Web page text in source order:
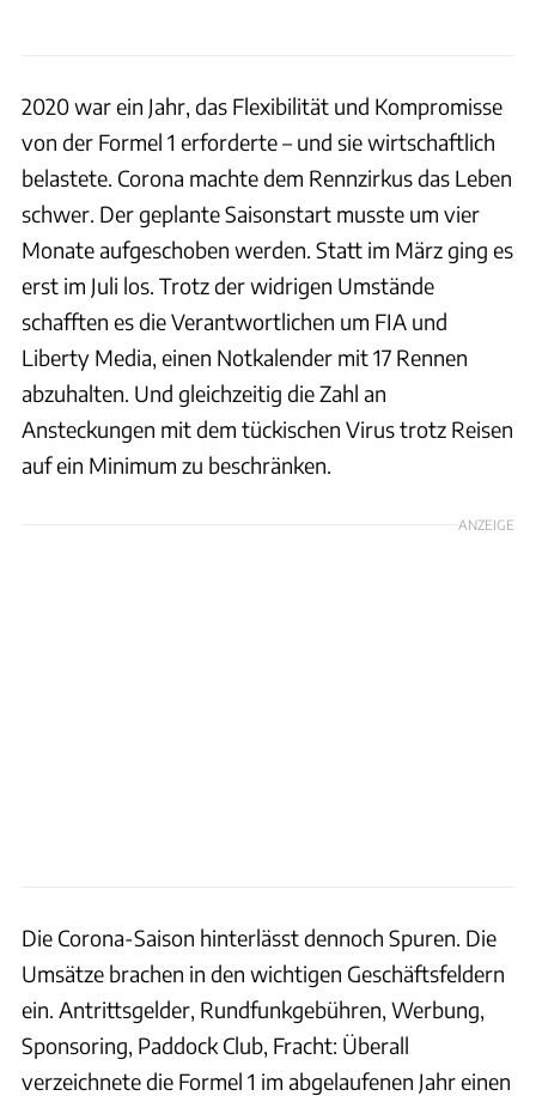
2020 war ein Jahr, das Flexibilität und Kompromisse
von der Formel 1 erforderte – und sie wirtschaftlich
belastete. Corona machte dem Rennzirkus das Leben
schwer. Der geplante Saisonstart musste um vier
Monate aufgeschoben werden. Statt im März ging es
erst im Juli los. Trotz der widrigen Umstände
schafften es die Verantwortlichen um FIA und
Liberty Media, einen Notkalender mit 17 Rennen
abzuhalten. Und gleichzeitig die Zahl an
Ansteckungen mit dem tückischen Virus trotz Reisen
auf ein Minimum zu beschränken.
ANZEIGE
Die Corona-Saison hinterlässt dennoch Spuren. Die
Umsätze brachen in den wichtigen Geschäftsfeldern
ein. Antrittsgelder, Rundfunkgebühren, Werbung,
Sponsoring, Paddock Club, Fracht: Überall
verzeichnete die Formel 1 im abgelaufenen Jahr einen